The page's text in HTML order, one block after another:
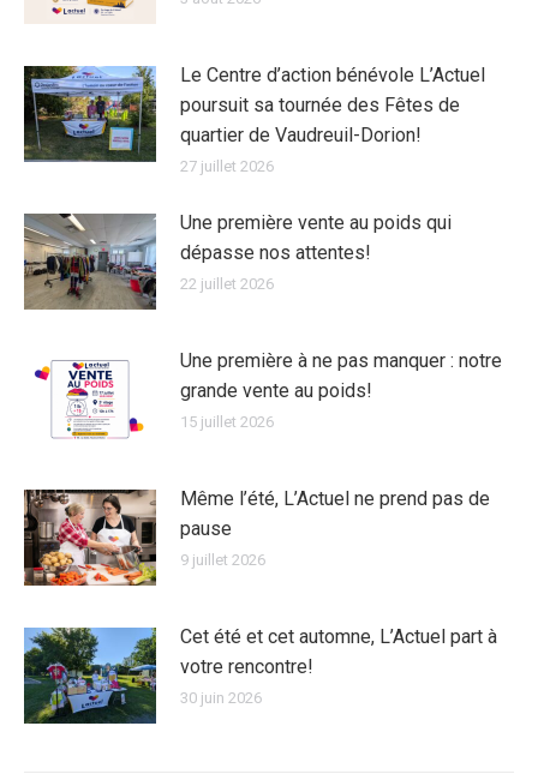
Le Centre d’action bénévole L’Actuel
poursuit sa tournée des Fêtes de
quartier de Vaudreuil-Dorion!
27 juillet 2026
Une première vente au poids qui
dépasse nos attentes!
22 juillet 2026
Une première à ne pas manquer : notre
grande vente au poids!
15 juillet 2026
Même l’été, L’Actuel ne prend pas de
pause
9 juillet 2026
Cet été et cet automne, L’Actuel part à
votre rencontre!
30 juin 2026